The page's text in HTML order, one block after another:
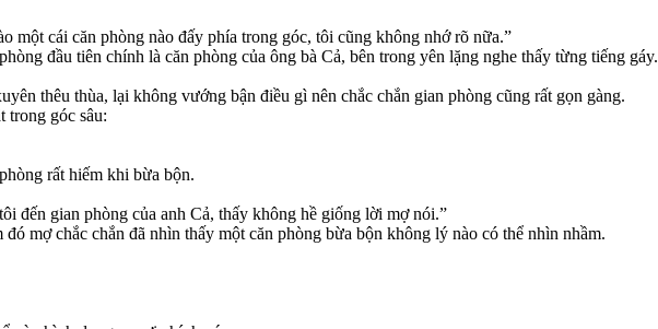
một cái căn phòng nào đấy phía trong góc, tôi cũng không nhớ rõ nữa.”
đầu tiên chính là căn phòng của ông bà Cả, bên trong yên lặng nghe thấy từng tiếng gáy.
thêu thùa, lại không vướng bận điều gì nên chắc chắn gian phòng cũng rất gọn gàng.
trong góc sâu:
rất hiếm khi bừa bộn.
đến gian phòng của anh Cả, thấy không hề giống lời mợ nói.”
mợ chắc chắn đã nhìn thấy một căn phòng bừa bộn không lý nào có thể nhìn nhầm.